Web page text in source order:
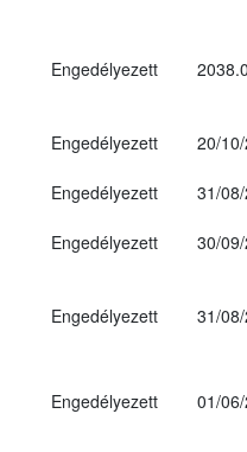
Engedélyezett
Engedélyezett
20/
Engedélyezett
31/
Engedélyezett
30/
Engedélyezett 31/
Engedélyezett 01/